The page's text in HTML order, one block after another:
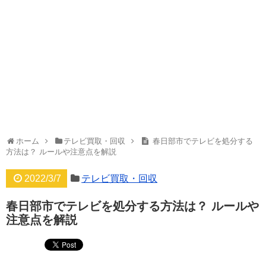
ホーム テレビ買取・回収
春日部市でテレビを処分する
方法は？ ルールや注意点を解説
2022/3/7 テレビ買取・回収
春日部市でテレビを処分する方法は？ ルールや
注意点を解説